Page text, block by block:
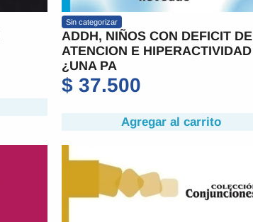
Sin categorizar
ADDH, NIÑOS CON DEFICIT DE
ATENCION E HIPERACTIVIDAD
¿UNA PA
$ 37.500
Agregar al carrito